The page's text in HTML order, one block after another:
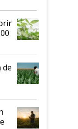
y
de